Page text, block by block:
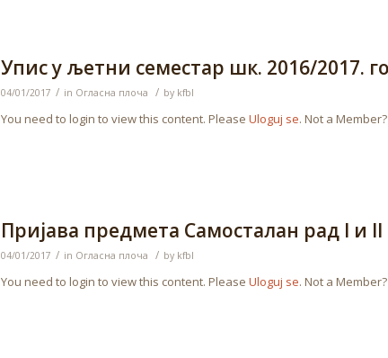
Упис у љетни семестар шк. 2016/2017.
04/01/2017 / in Огласна плоча / by kfbl
You need to login to view this content. Please Uloguj se. Not a Member?
Пријава предмета Самосталан рад I и II
04/01/2017 / in Огласна плоча / by kfbl
You need to login to view this content. Please Uloguj se. Not a Member?